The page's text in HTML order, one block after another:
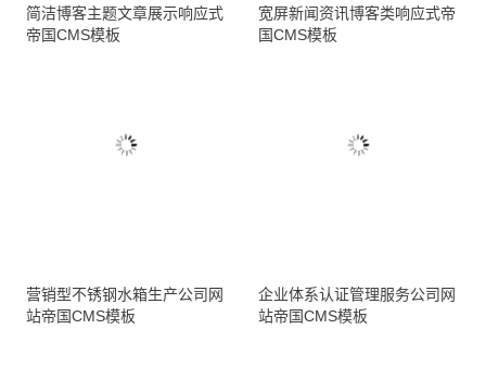
简洁博客主题文章展示响应式
帝国CMS模板
宽屏新闻资讯博客类响应式帝
国CMS模板
营销型不锈钢水箱生产公司网
站帝国CMS模板
企业体系认证管理服务公司网
站帝国CMS模板